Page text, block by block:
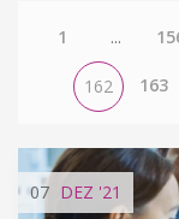
1 ...
162 163
07 DEZ '21